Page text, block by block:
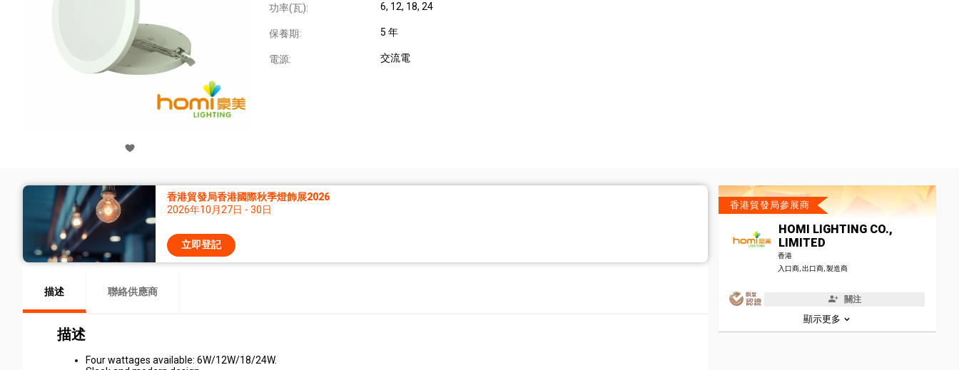
功率(瓦): 6, 12, 18, 24
保養期: 5 年
電源: 交流電
香港貿發局香港國際秋季燈飾展2026
2026年10月27日 - 30日
立即登記
描述 聯絡供應商
描述
Four wattages available: 6W/12W/18/24W.
香港貿發局參展商
HOMI LIGHTING CO.,
LIMITED
香港
入口商, 出口商, 製造商
關注
顯示更多